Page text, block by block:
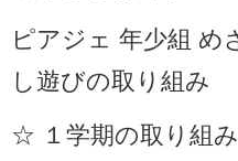
ピアジェ 年少組 め
し遊びの取り組み
☆ １学期の取り組